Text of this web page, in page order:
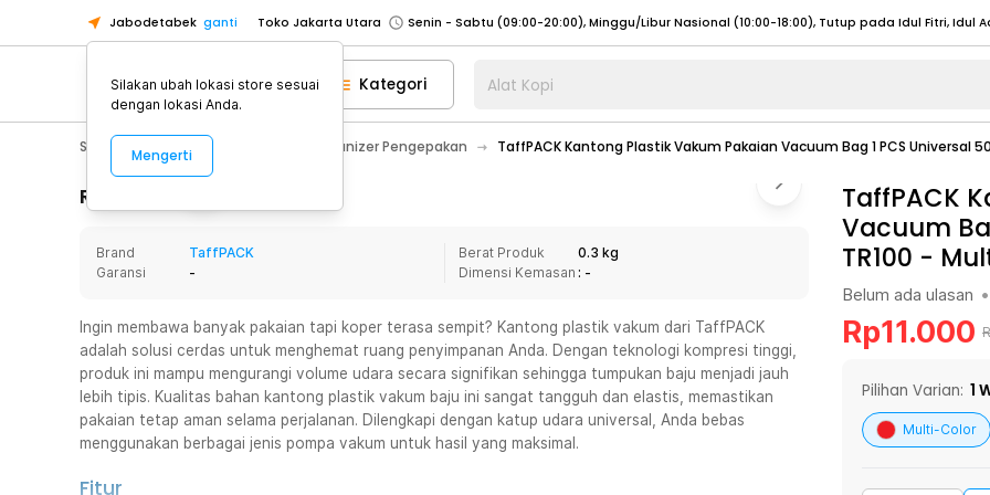
Jabodetabek ganti Toko Jakarta Utara
Toko Tangerang
Toko Cikupa
Pick n Go Jakarta Barat
Senin - Jumat (07:00 - 20:00), Sabtu - Minggu (08:00 - 20:00), Tutup pada Idul Fitri
Pick n Go Bekasi
Senin - Jumat (08:00 - 20:00), Sabtu - Minggu/ Libur Nasional (08:00 - 17:00) Selengkapnya
Senin - Jumat (08:00 - 20:00), Sabtu - Minggu/ Libur Nasional (08:00 - 17:00) Selengkapnya
Senin - Sabtu (09:00-20:00), Minggu/Libur Nasional (12:00-20:00), Tutup pada Idul Fitri
Senin - Sabtu (09:00-20:00), Minggu/Libur Nasional (12:00-20:00), Tutup pada Idul Fitri
Toko Tangerang
Toko Cikupa
Pick n Go Jakarta Barat
Senin - Jumat (07:00 - 20:00), Sabtu - Minggu (08:00 - 20:00), Tutup pada Idul Fitri
Pick n Go Bekasi
Senin - Jumat (08:00 - 20:00), Sabtu - Minggu/ Libur Nasional (08:00 - 17:00) Selengkapnya
Pick n Go Depok
Senin - Jumat (08:00 - 20:00), Sabtu - Minggu/ Libur Nasional (08:00 - 17:00)
Kategori Alat Kopi
Sport & Outdoor Organizer Pengepakan TaffPACK Kantong Plastik Vakum Pakaian Vacuum Bag 1 PCS Universal
Rincian Produk
Brand
TaffPACK
Garansi
-
Berat Produk
0.3 kg
Dimensi Kemasan : -
Ingin membawa banyak pakaian tapi koper terasa sempit? Kantong plastik vakum dari TaffPACK
adalah solusi cerdas untuk menghemat ruang penyimpanan Anda. Dengan teknologi kompresi tinggi,
produk ini mampu mengurangi volume udara secara signifikan sehingga tumpukan baju menjadi jauh
lebih tipis. Kualitas bahan kantong plastik vakum baju ini sangat tangguh dan elastis, memastikan
pakaian tetap aman selama perjalanan. Dilengkapi dengan katup udara universal, Anda bebas
menggunakan berbagai jenis pompa vakum untuk hasil yang maksimal.
Fitur
TaffPACK
Vacuum
TR100 -
Belum ada ulasan •
Rp11.000
Pilihan Varian: 1
Multi-Color
Silakan ubah lokasi store sesuai
dengan lokasi Anda.
Mengerti